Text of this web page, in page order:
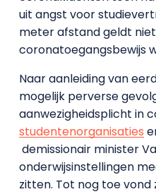
uit angst voor
meter afstand geldt
coronatoegangsbewijs
Naar aanleiding van
mogelijk perverse
aanwezigheidsplicht in
studentenorganisaties
demissionair minister
onderwijsinstellingen
zitten. Tot nog toe vond